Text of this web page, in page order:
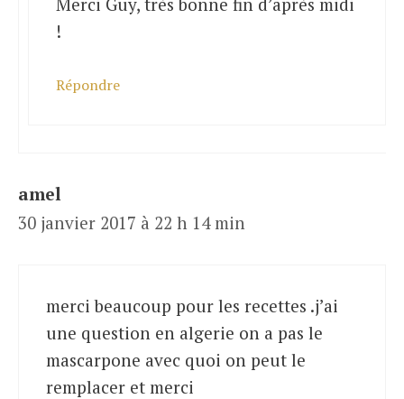
!
Répondre
amel
30 janvier 2017 à 22 h 14 min
merci beaucoup pour les recettes .j’ai
une question en algerie on a pas le
mascarpone avec quoi on peut le
remplacer et merci